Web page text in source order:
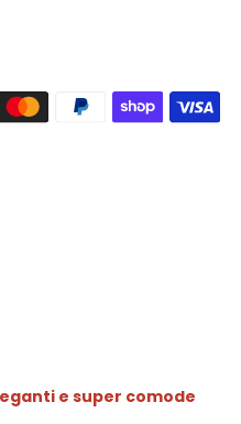
Eleganti e super comode